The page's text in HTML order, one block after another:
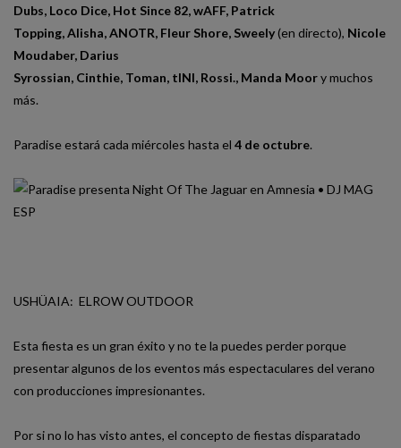
Dubs, Loco Dice, Hot Since 82,wAFF, Patrick
Topping,Alisha,ANOTR, Fleur Shore, Sweely(en directo), Nicole
Moudaber, Darius
Syrossian, Cinthie, Toman, tINI, Rossi., Manda Moory muchos
más.
Paradise estará cada miércoles hasta el 4 de octubre.
USHÜAIA: ELROW OUTDOOR
Esta fiesta es un gran éxito y no te la puedes perder porque
presentar algunos de los eventos más espectaculares del verano
con producciones impresionantes.
Por si no lo has visto antes, el concepto de fiestas disparatado